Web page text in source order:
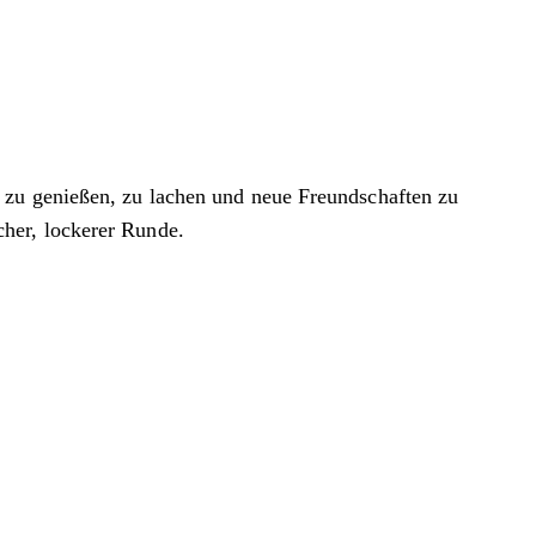
genießen, zu lachen und neue Freundschaften zu
lockerer Runde.